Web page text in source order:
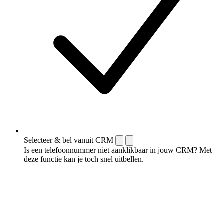
Selecteer & bel vanuit CRM
Is een telefoonnummer niet aanklikbaar in jouw CRM? Met
deze functie kan je toch snel uitbellen.